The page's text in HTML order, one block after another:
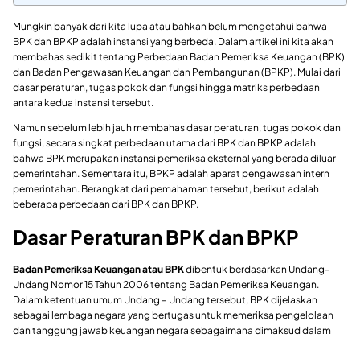
Mungkin banyak dari kita lupa atau bahkan belum mengetahui bahwa
BPK dan BPKP adalah instansi yang berbeda. Dalam artikel ini kita akan
membahas sedikit tentang Perbedaan Badan Pemeriksa Keuangan (BPK)
dan Badan Pengawasan Keuangan dan Pembangunan (BPKP). Mulai dari
dasar peraturan, tugas pokok dan fungsi hingga matriks perbedaan
antara kedua instansi tersebut.
Namun sebelum lebih jauh membahas dasar peraturan, tugas pokok dan
fungsi, secara singkat perbedaan utama dari BPK dan BPKP adalah
bahwa BPK merupakan instansi pemeriksa eksternal yang berada diluar
pemerintahan. Sementara itu, BPKP adalah aparat pengawasan intern
pemerintahan. Berangkat dari pemahaman tersebut, berikut adalah
beberapa perbedaan dari BPK dan BPKP.
Dasar Peraturan BPK dan BPKP
Badan Pemeriksa Keuangan atau BPKdibentuk berdasarkan Undang-
Undang Nomor 15 Tahun 2006 tentang Badan Pemeriksa Keuangan.
Dalam ketentuan umum Undang – Undang tersebut, BPK dijelaskan
sebagai lembaga negara yang bertugas untuk memeriksa pengelolaan
dan tanggung jawab keuangan negara sebagaimana dimaksud dalam